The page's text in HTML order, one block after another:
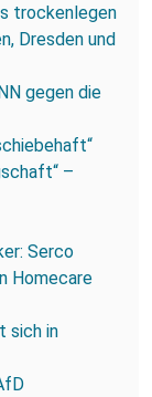
trockenlegen
Dresden und
gegen die
–
Serco
Homecare
sich in